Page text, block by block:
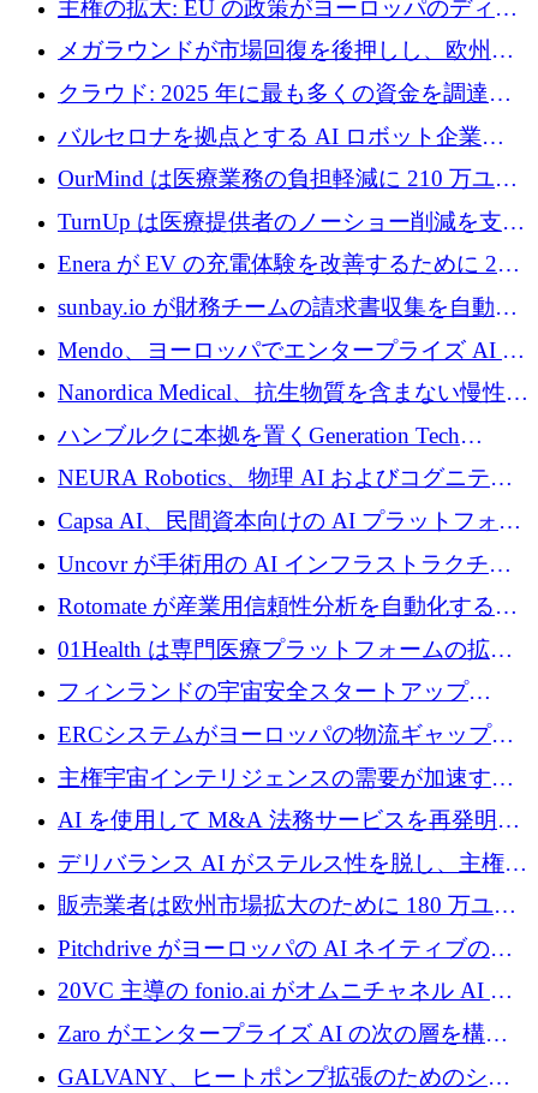
主権の拡大: EU の政策がヨーロッパのディー
プテック戦略をどのように再構築しているか
メガラウンドが市場回復を後押しし、欧州の
ハイテク資金調達は5月に105億ユーロに回復
クラウド: 2025 年に最も多くの資金を調達し
た 10 社
バルセロナを拠点とする AI ロボット企業
Theker が 8,500 万ドルを調達
OurMind は医療業務の負担軽減に 210 万ユー
ロを寄付
TurnUp は医療提供者のノーショー削減を支援
するために 200 万ユーロを調達
Enera が EV の充電体験を改善するために 200
万ドルを調達
sunbay.io が財務チームの請求書収集を自動化
するために 55 万ユーロを調達
Mendo、ヨーロッパでエンタープライズ AI 導
入を拡大するために 1,200 万ユーロを確保
Nanordica Medical、抗生物質を含まない慢性創
傷治療薬を市場に投入するために 160 万ユー
ロを調達
ハンブルクに本拠を置くGeneration Tech
Partnersが5,000万ユーロのAIロールアップファ
NEURA Robotics、物理 AI およびコグニティ
ブ ロボティクス プラットフォームを拡張する
ためにシリーズ C で最大 14 億ドルを確保
Capsa AI、民間資本向けの AI プラットフォー
ムを拡大するために 1,800 万ドルを調達
Uncovr が手術用の AI インフラストラクチャ
を構築するために 700 万ドルを調達
Rotomate が産業用信頼性分析を自動化するた
めに 210 万ユーロを調達
01Health は専門医療プラットフォームの拡大
に 1,500 万ドルを確保
フィンランドの宇宙安全スタートアップ
Aavuus が、スペースデブリ追跡に取り組むプ
レシード資金を獲得
ERCシステムがヨーロッパの物流ギャップを
埋めるために設計された重量物運搬用eVTOL
であるVictorを発表
主権宇宙インテリジェンスの需要が加速する
中、ICEYEは評価額100億ユーロ以上で4億
5,000万ユーロを調達
AI を使用して M&A 法務サービスを再発明す
るために 110 万ユーロを適切に確保
デリバランス AI がステルス性を脱し、主権の
あるエンタープライズ AI を強化
販売業者は欧州市場拡大のために 180 万ユー
ロを確保
Pitchdrive がヨーロッパの AI ネイティブの創
業者を支援するために 6,000 万ユーロを調達
20VC 主導の fonio.ai がオムニチャネル AI プ
ラットフォームのために 1,700 万ドルを調達
Zaro がエンタープライズ AI の次の層を構築
するために 510 万ドルを獲得
GALVANY、ヒートポンプ拡張のためのシー